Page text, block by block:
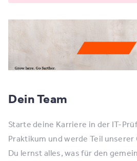
Dein Team
Starte deine Karriere in der IT-
Praktikum und werde Teil
Du lernst alles, was für den